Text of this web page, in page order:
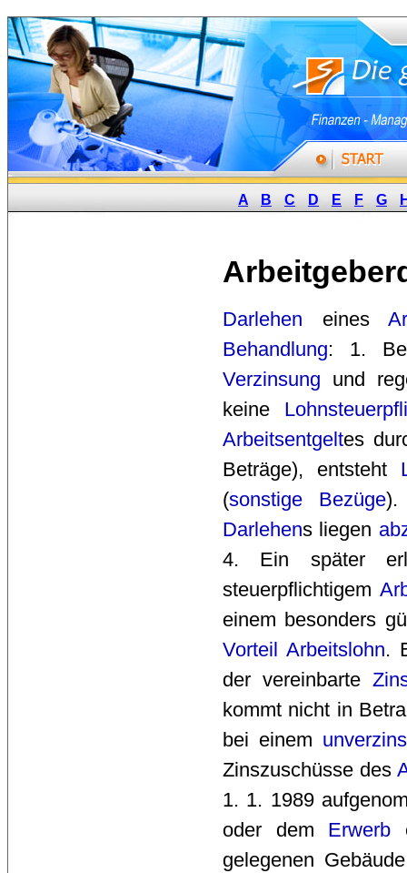
A B C D E F G
Darlehen eines
Behandlung: 1.
Verzinsung und
keine
Arbeitsentgeltes
Beträge), entsteht
(sonstige Bezüge
Darlehens liegen
4. Ein später
steuerpflichtigem
einem besonders
Vorteil Arbeitslohn.
der vereinbarte
kommt nicht in
bei einem
Zinszuschüsse des
1. 1. 1989
oder dem Erwerb
gelegenen